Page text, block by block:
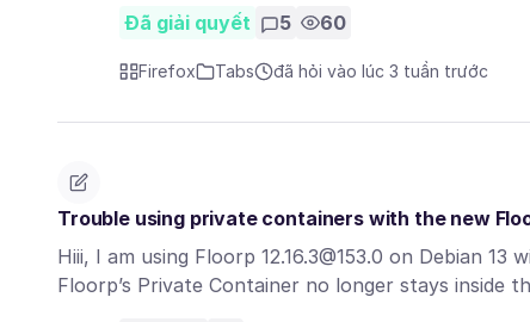
Đã giải quyết 5 60
Firefox Tabs đã hỏi vào lúc 3 tuần trước
Trouble using private containers with the new
Hiii, I am using Floorp 12.16.3@153.0 on Debian
Floorp’s Private Container no longer stays inside